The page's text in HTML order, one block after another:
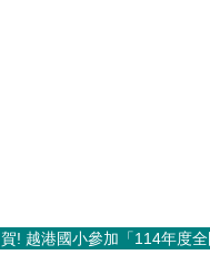
賀! 越港國小參加「114年度